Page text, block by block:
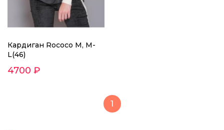
Кардиган Rococo M, M-
L(46)
4700 ₽
1